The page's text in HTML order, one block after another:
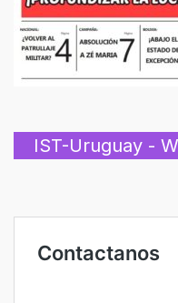
IST-Uruguay -